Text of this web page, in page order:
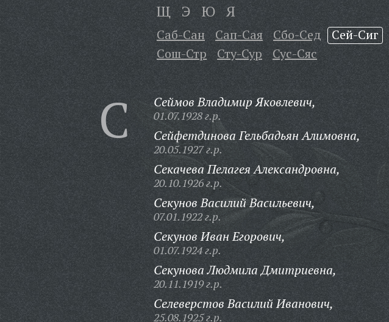
Щ Э Ю Я
Саб-Сан Сап-Сая Сбо-Сед Сей-Сиг
Сош-Стр
Сту-Сур Сус-Сяс
С Сеймов Владимир Яковлевич,
01.07.1928 г.р.
Сейфетдинова Гельбадьян Алимовна,
20.05.1927 г.р.
Секачева Пелагея Александровна,
20.10.1926 г.р.
Секунов Василий Васильевич,
07.01.1922 г.р.
Секунов Иван Егорович,
01.07.1924 г.р.
Секунова Людмила Дмитриевна,
20.11.1919 г.р.
Селеверстов Василий Иванович,
25.08.1925 г.р.